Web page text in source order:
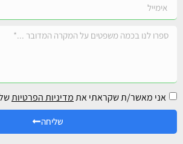
אני מאשר/ת שקראתי אתמדיניות הפרטיות
שליחה